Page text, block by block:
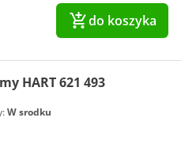
do koszyka
HART 621 493
W srodku